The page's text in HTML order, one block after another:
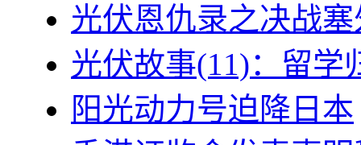
光伏恩仇录之决战
光伏故事(11)：留学
阳光动力号迫降日本